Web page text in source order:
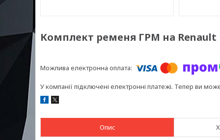
Комплект ременя ГРМ на Renault
У компанії підключені електронні платежі. Тепер ви
Опис